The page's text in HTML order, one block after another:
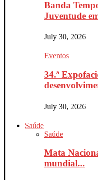
Banda
Juventude
July 30, 2026
Eventos
34.ª
July 30, 2026
Saúde
Saúde
Mata
mundial...